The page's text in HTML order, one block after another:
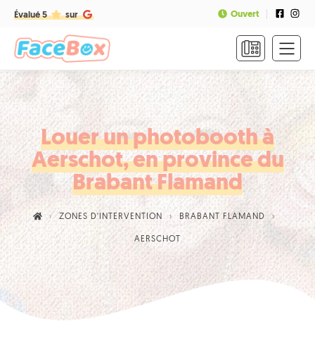
Évalué 5 sur Ouvert
ACCUEIL
FORMULES
TARIFS
FAQ
CONTACT
NOUS
APPELER
RÉSERVER
Louer un photobooth à
Aerschot, en province du
Brabant Flamand
ZONES D'INTERVENTION BRABANT FLAMAND
AERSCHOT